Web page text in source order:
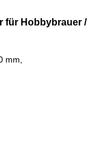
für Hobbybrauer /
mm,